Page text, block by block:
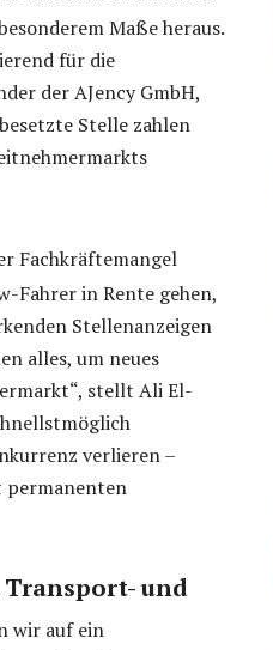
Maße heraus.
für die
der AJency GmbH,
Stelle zahlen
Fachkräftemangel
Fahrer in Rente gehen,
Stellenanzeigen
alles, um neues
stellt Ali El-
verlieren –
permanenten
und
wir auf ein